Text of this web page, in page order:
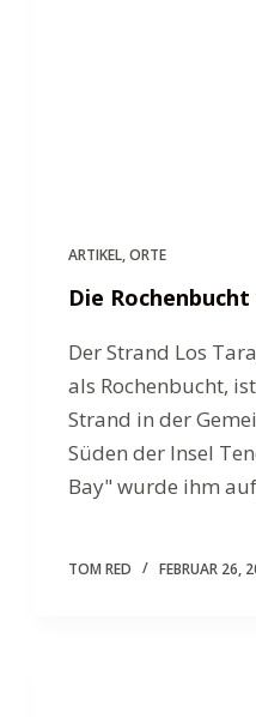
ARTIKEL,ORTE
Die
Der Strand Los
als Rochenbucht,
Strand in der
Süden der Insel
Bay" wurde ihm
TOM RED FEBRUAR 26,